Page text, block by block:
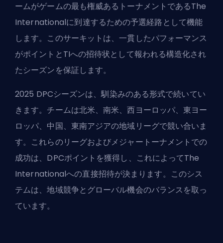
ームがゲームの最も権威あるトーナメントであるThe
Internationalに到達するための予選経路として機能
します。このサーキットは、一貫したパフォーマンス
がポイントとTIへの招待状として報われる構造化され
たシーズンを保証します。
2025 DPCシーズンは、馴染みのある形式で続いてい
きます。チームは北米、南米、西ヨーロッパ、東ヨー
ロッパ、中国、東南アジアの地域リーグで競い合いま
す。これらのリーグおよびメジャートーナメントでの
成功は、DPCポイントを獲得し、これによってThe
Internationalへの直接招待が決まります。このシス
テムは、地域競争とグローバル機会のバランスを取っ
ています。